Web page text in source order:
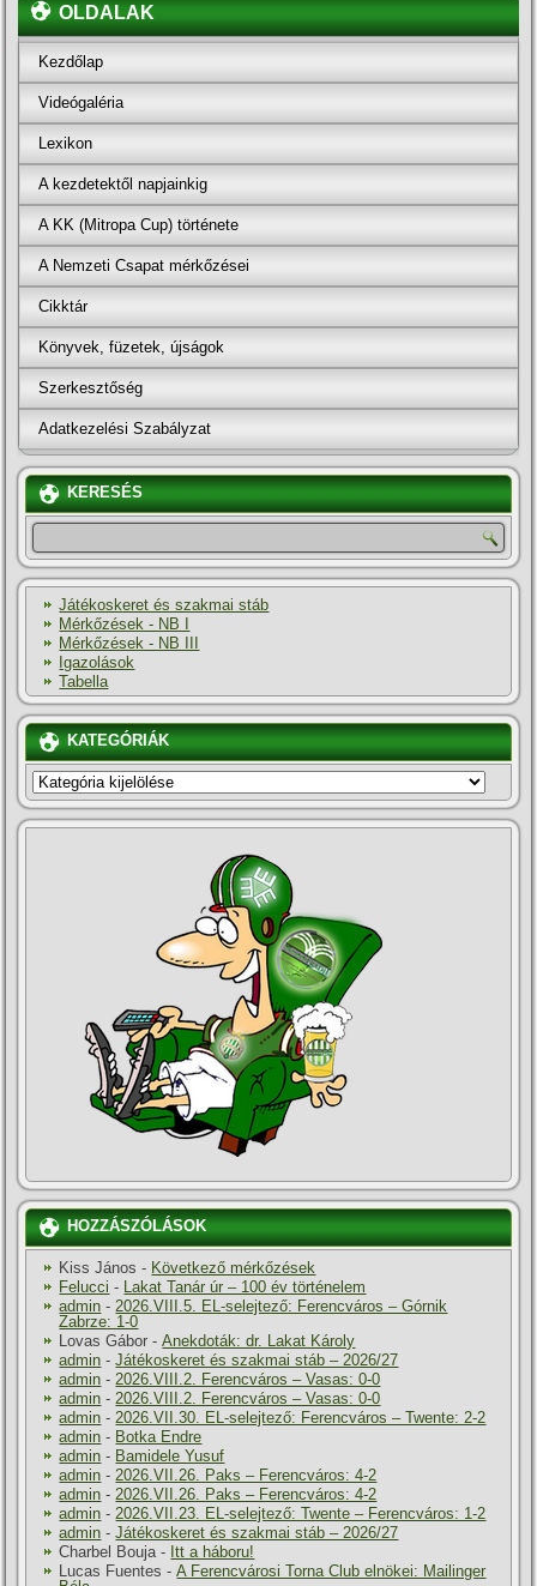
OLDALAK
Kezdőlap
Videógaléria
Lexikon
A kezdetektől napjainkig
A KK (Mitropa Cup) története
A Nemzeti Csapat mérkőzései
Cikktár
Könyvek, füzetek, újságok
Szerkesztőség
Adatkezelési Szabályzat
KERESÉS
Játékoskeret és szakmai stáb
Mérkőzések - NB I
Mérkőzések - NB III
Igazolások
Tabella
KATEGÓRIÁK
KATEGÓRIÁK
HOZZÁSZÓLÁSOK
Kiss János - Következő mérkőzések
Felucci - Lakat Tanár úr – 100 év történelem
admin -2026.VIII.5. EL-selejtező: Ferencváros – Górnik
Zabrze: 1-0
Lovas Gábor -Anekdoták: dr. Lakat Károly
admin -Játékoskeret és szakmai stáb – 2026/27
admin -2026.VIII.2. Ferencváros – Vasas: 0-0
admin -2026.VIII.2. Ferencváros – Vasas: 0-0
admin -2026.VII.30. EL-selejtező: Ferencváros – Twente: 2-2
admin - Botka Endre
admin - Bamidele Yusuf
admin -2026.VII.26. Paks – Ferencváros: 4-2
admin -2026.VII.26. Paks – Ferencváros: 4-2
admin -2026.VII.23. EL-selejtező: Twente – Ferencváros: 1-2
admin -Játékoskeret és szakmai stáb – 2026/27
Charbel Bouja- Itt a háboru!
Lucas Fuentes -A Ferencvárosi Torna Club elnökei: Mailinger